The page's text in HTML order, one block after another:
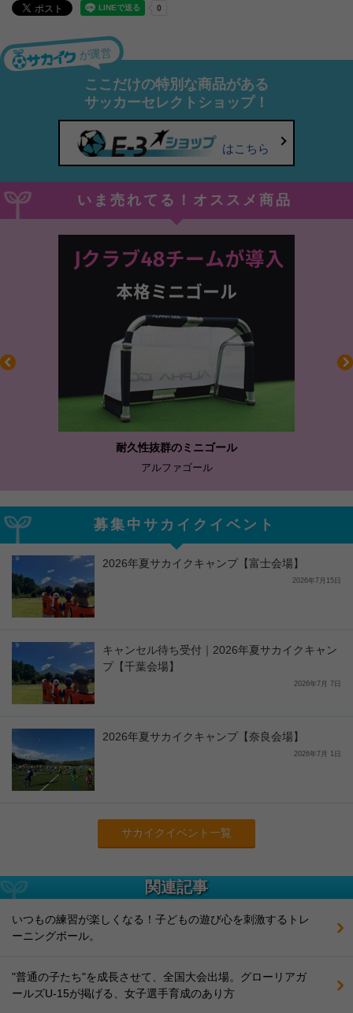
が運営
ここだけの特別な商品がある
サッカーセレクトショップ！
はこちら
いま売れてる！オススメ商品
耐久性抜群のミニゴール
アルファゴール
募集中サカイクイベント
2026年夏サカイクキャンプ【富士会場】
2026年7月15日
キャンセル待ち受付｜2026年夏サカイクキャン
プ【千葉会場】
2026年7月 7日
2026年夏サカイクキャンプ【奈良会場】
2026年7月 1日
サカイクイベント一覧
関連記事
いつもの練習が楽しくなる！子どもの遊び心を刺激するトレ
ーニングボール。
"普通の子たち"を成長させて、全国大会出場。グローリアガ
ールズU-15が掲げる、女子選手育成のあり方